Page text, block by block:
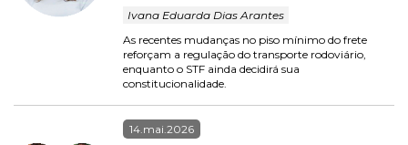
Ivana Eduarda Dias Arantes
As recentes mudanças no piso mínimo do frete
reforçam a regulação do transporte rodoviário,
enquanto o STF ainda decidirá sua
constitucionalidade.
14.mai.2026